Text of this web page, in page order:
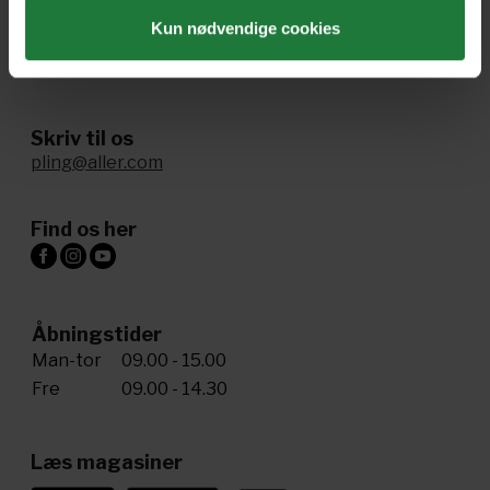
Kun nødvendige cookies
Skriv til os
pling@aller.com
Find os her
Åbningstider
Man-tor
09.00 - 15.00
Fre
09.00 - 14.30
Læs magasiner